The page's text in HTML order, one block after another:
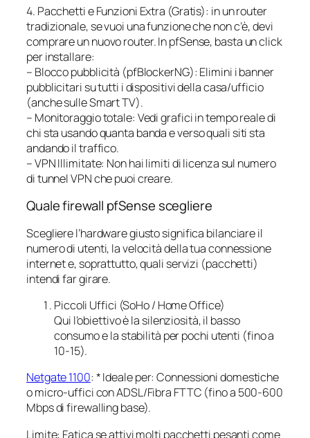
4. Pacchetti e Funzioni Extra (Gratis): in un router
tradizionale, se vuoi una funzione che non c’è, devi
comprare un nuovo router. In pfSense, basta un click
per installare:
– Blocco pubblicità (pfBlockerNG): Elimini i banner
pubblicitari su tutti i dispositivi della casa/ufficio
(anche sulle Smart TV).
– Monitoraggio totale: Vedi grafici in tempo reale di
chi sta usando quanta banda e verso quali siti sta
andando il traffico.
– VPN Illimitate: Non hai limiti di licenza sul numero
di tunnel VPN che puoi creare.
Quale firewall pfSense scegliere
Scegliere l’hardware giusto significa bilanciare il
numero di utenti, la velocità della tua connessione
internet e, soprattutto, quali servizi (pacchetti)
intendi far girare.
Piccoli Uffici (SoHo / Home Office)
Qui l’obiettivo è la silenziosità, il basso
consumo e la stabilità per pochi utenti (fino a
10-15).
Netgate 1100: * Ideale per: Connessioni domestiche
o micro-uffici con ADSL/Fibra FTTC (fino a 500-600
Mbps di firewalling base).
Limite: Fatica se attivi molti pacchetti pesanti come